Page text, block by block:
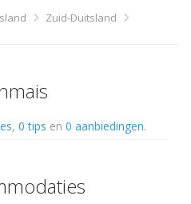
Zuid-Duitsland
, 0 tips en 0 aanbiedingen.